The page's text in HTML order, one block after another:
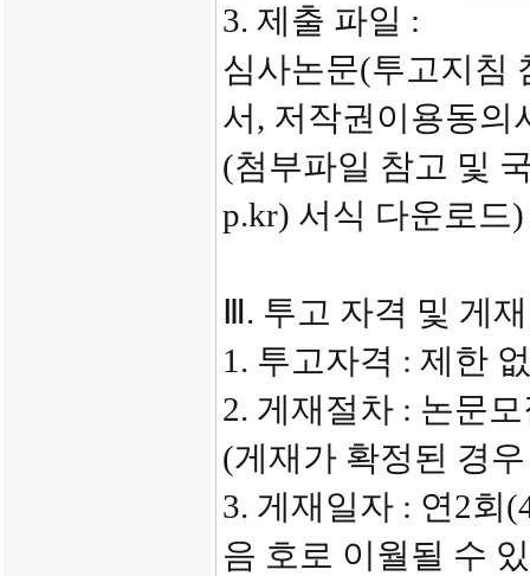
3. 제출 파일 :
심사논문(투고지침
서, 저작권이용동의
(첨부파일 참고 및
p.kr) 서식 다운로드)
Ⅲ. 투고 자격 및 게
1. 투고자격 : 제한
2. 게재절차 : 논문
(게재가 확정된 경
3. 게재일자 : 연2회
음 호로 이월될 수